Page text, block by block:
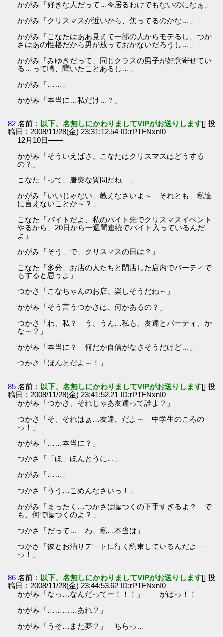
かがみ「好きな人だって…今居るわけでもないのになぁ」
かがみ「クリスマスが近いから、焦ってるのかな…」
かがみ「こなたはああ見えて一部の人からモテるし、つか
さはあの性格だから男が放っておかないだろうし…」
かがみ「みゆきだって、同じクラスの男子が好意寄せてい
る…って噂、聞いたことあるし…」
かがみ「……」
かがみ「本当に…私だけ…？」
82 名前： 以下、名無しにかわりましてVIPがお送りします[] 投
稿日：2008/11/28(金) 23:31:12.54 ID:rPTFNxnI0
12月10日――
かがみ「そういえばさ、こなたはクリスマスはどうする
の？」
こなた「って、唐突な質問だね…」
かがみ「いいじゃない、教えなさいよ～ それとも、私達
に言えないことか～？」
こなた「バイトだよ、私のバイト先でクリスマスイベント
やるから、20日から一週間連続でバイト入っているんだ
よ」
かがみ「そう、で、クリスマスの日は？」
こなた「多分、お店の人たちと閉店した店内でパーティで
もすると思うよ」
つかさ「こなちゃんのお店、楽しそうだね～」
かがみ「そう言うつかさは、何かあるの？」
つかさ「わ、私？ う、うん…私も、友達とパーティ、か
な～？」
かがみ「本当に？ 何だか自信がなさそうだけど…」
つかさ「ほんとだよ～！」
85 名前： 以下、名無しにかわりましてVIPがお送りします[] 投
稿日：2008/11/28(金) 23:41:52.21 ID:rPTFNxnI0
かがみ「つかさ、それじゃあ友達って誰よ？」
つかさ「そ、それはぁ…友達、だよ～ 中学生のころの
っ！」
かがみ「……本当に？」
つかさ「「ほ、ほんとうに…」
かがみ「……」
つかさ「うう…ごめんなさいっ！」
かがみ「まったく…つかさは嘘つくの下手すぎるよ？ で
も、何で嘘つくのよ？」
つかさ「だって… わ、私…本当は」
つかさ「彼とお泊りデートに行く約束しているんだよー
っ！」
86 名前： 以下、名無しにかわりましてVIPがお送りします[] 投
稿日：2008/11/28(金) 23:44:53.62 ID:rPTFNxnI0
かがみ「なっ…なんだってー！！！」 がばっ！！
かがみ「…………あれ？」
かがみ「うそ…また夢？」 ちらっ…